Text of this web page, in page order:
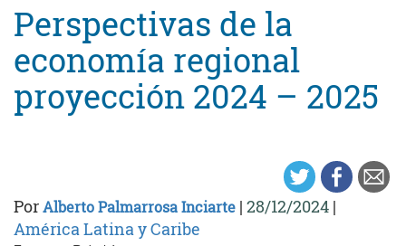
Perspectivas de la
economía regional
proyección 2024 – 2025
PorAlberto Palmarrosa Inciarte | 28/12/2024 |
América Latina y Caribe